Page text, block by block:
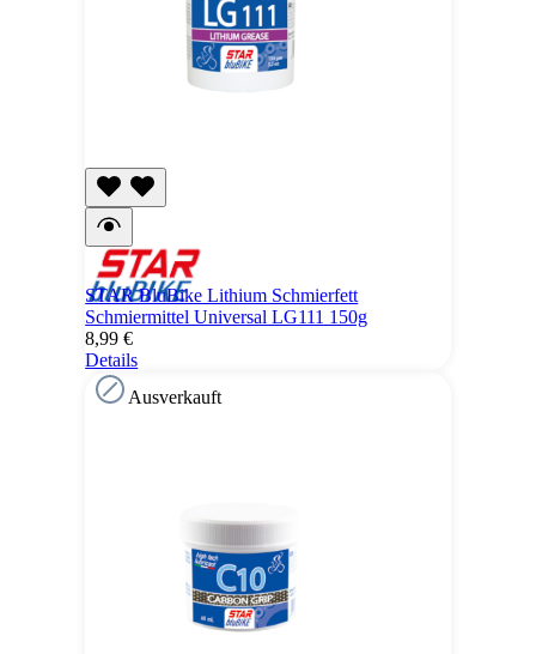
STAR BluBike Lithium Schmierfett
Schmiermittel Universal LG111 150g
8,99 €
Details
Ausverkauft